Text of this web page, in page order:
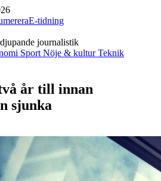
E-tidning
journalistik
Sport Nöje & kulturTeknik
år till innan
sjunka